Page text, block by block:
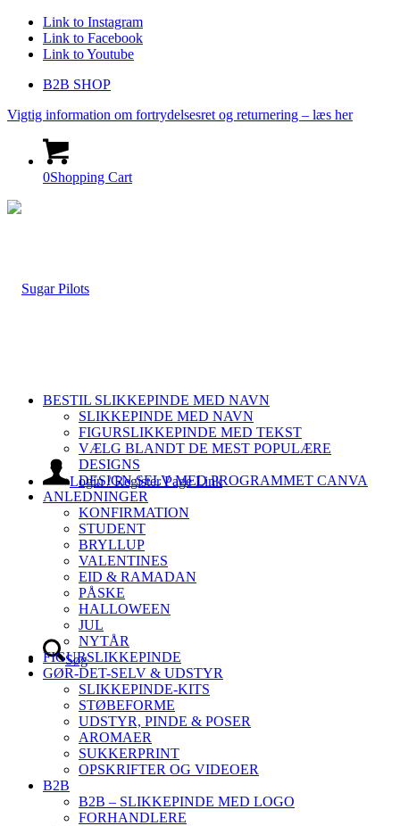
Link to Instagram
Link to Facebook
Link to Youtube
B2B SHOP
Vigtig information om fortrydelsesret og returnering – læs her
0Shopping Cart
Login / Register Page Link
Søg
BESTIL SLIKKEPINDE MED NAVN
SLIKKEPINDE MED NAVN
FIGURSLIKKEPINDE MED TEKST
VÆLG BLANDT DE MEST POPULÆRE
DESIGNS
DESIGN SELV MED PROGRAMMET CANVA
ANLEDNINGER
KONFIRMATION
STUDENT
BRYLLUP
VALENTINES
EID & RAMADAN
PÅSKE
HALLOWEEN
JUL
NYTÅR
FIGURSLIKKEPINDE
GØR-DET-SELV & UDSTYR
SLIKKEPINDE-KITS
STØBEFORME
UDSTYR, PINDE & POSER
AROMAER
SUKKERPRINT
OPSKRIFTER OG VIDEOER
B2B
B2B – SLIKKEPINDE MED LOGO
FORHANDLERE